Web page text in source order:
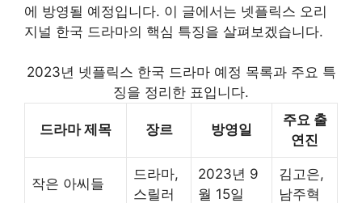
에 방영될 예정입니다. 이 글에서는 넷플릭스 오리
지널 한국 드라마의 핵심 특징을 살펴보겠습니다.
2023년 넷플릭스 한국 드라마 예정 목록과 주요 특
징을 정리한 표입니다.
드라마 제목 장르 방영일
주요 출
연진
작은 아씨들
드라마,
스릴러
2023년 9
월 15일
김고은,
남주혁